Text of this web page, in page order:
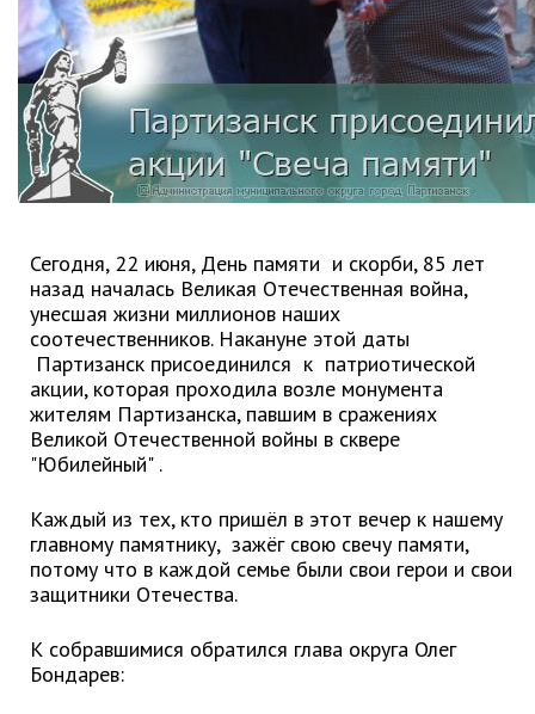
Фотогалерея
Старые фотографии нашего
города
Старые фотографии нашего
города (продолжение)
Старые фотографии города
Сучанские каменноугольные копи
Книга «Партизанску 125 лет. Город в
лицах и судьбах.»
Книга «О геологах – с пристрастием»
Книга "Партизанск. Энергия времени."
Глава МОГП
Первый заместитель
Заместители главы администрации
График приёма граждан
август 2026 г.
Сегодня, 22 июня, День памяти и скорби, 85 лет
назад началась Великая Отечественная война,
унесшая жизни миллионов наших
соотечественников. Накануне этой даты
Партизанск присоединился к патриотической
акции, которая проходила возле монумента
жителям Партизанска, павшим в сражениях
Великой Отечественной войны в сквере
"Юбилейный" .
Каждый из тех, кто пришёл в этот вечер к нашему
главному памятнику, зажёг свою свечу памяти,
потому что в каждой семье были свои герои и свои
защитники Отечества.
К собравшимися обратился глава округа Олег
Бондарев: